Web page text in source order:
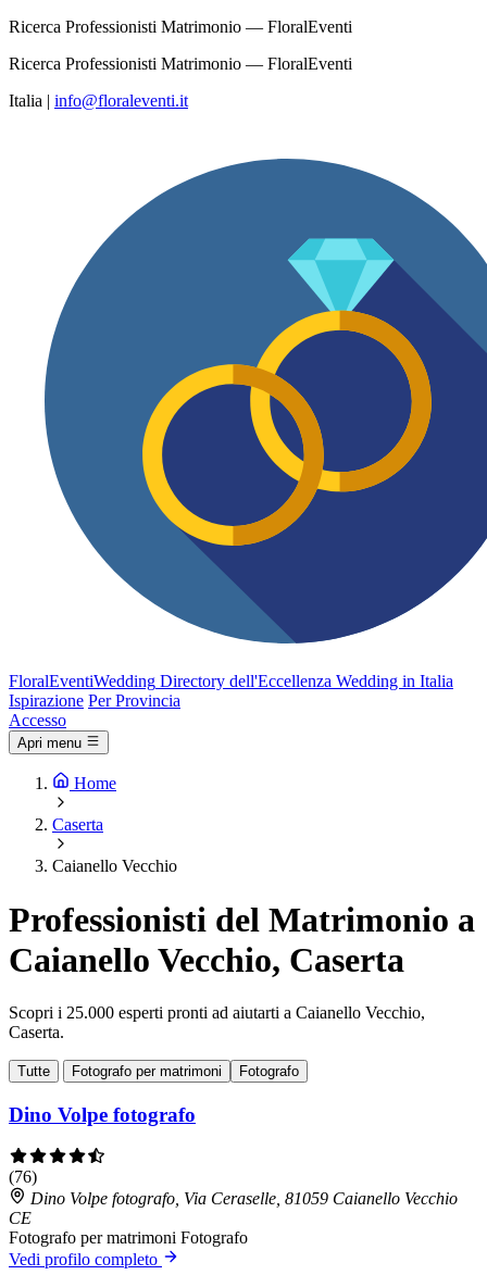
Ricerca Professionisti Matrimonio — FloralEventi
Ricerca Professionisti Matrimonio — FloralEventi
Italia | info@floraleventi.it
FloralEventiWedding Directory dell'Eccellenza Wedding in Italia
Ispirazione Per Provincia
Accesso
Apri menu
Home
Caserta
Caianello Vecchio
Professionisti del Matrimonio a
Caianello Vecchio, Caserta
Scopri i 25.000 esperti pronti ad aiutarti a Caianello Vecchio,
Caserta.
Tutte Fotografo per matrimoni Fotografo
Dino Volpe fotografo
(76)
Dino Volpe fotografo, Via Ceraselle, 81059 Caianello Vecchio
CE
Fotografo per matrimoni Fotografo
Vedi profilo completo